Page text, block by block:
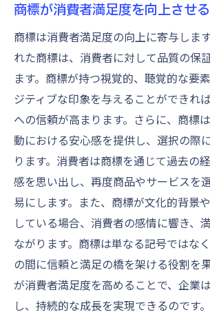
商標が消費者満足度を向上させ
商標は消費者満足度の向上に寄与しま
れた商標は、消費者に対して品質の保
ます。商標が持つ視覚的、聴覚的な要
ジティブな印象を与えることができれ
への信頼が高まります。さらに、商標
動における安心感を提供し、選択の際
ります。消費者は商標を通じて過去の
感を思い出し、再度商品やサービスを
易にします。また、商標が文化的背景
している場合、消費者の感情に響き、
ながります。商標は単なる記号ではな
の間に信頼と満足の橋を架ける役割を
が消費者満足度を高めることで、企業
し、持続的な成長を実現できるのです。